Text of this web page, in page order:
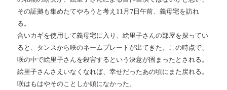
その証拠も集めたてやろうと考え11月7日午前、義母宅を訪れ
る。
合いカギを使用して義母宅に入り、絵里子さんの部屋を探ってい
ると、タンスから咲のネームプレートが出てきた。この時点で、
咲の中で絵里子さんを殺害するという決意が固まったとされる。
絵里子さんさえいなくなれば、幸せだったあの頃にまた戻れる。
咲はもはやそのことしか頭になかった。